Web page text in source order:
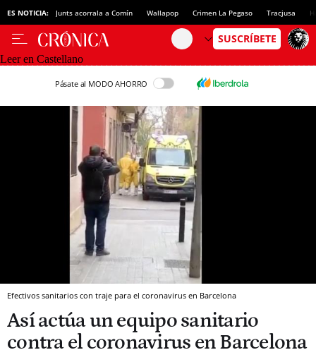
ES NOTICIA: Junts acorrala a Comín Wallapop Crimen La Pegaso Tracjusa
Leer en Castellano
Pásate al MODO AHORRO
Efectivos sanitarios con traje para el coronavirus en Barcelona
Así actúa un equipo sanitario
contra el coronavirus en Barcelona